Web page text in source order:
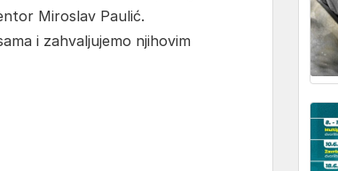
Miroslav Paulić.
i zahvaljujemo njihovim